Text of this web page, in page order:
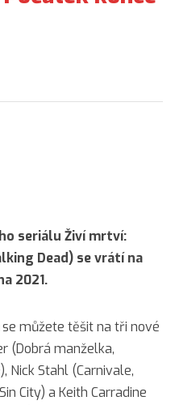
seriálu Živí mrtví:
Dead) se vrátí na
2021.
můžete těšit na tři nové
(Dobrá manželka,
Nick Stahl (Carnivale,
City) a Keith Carradine